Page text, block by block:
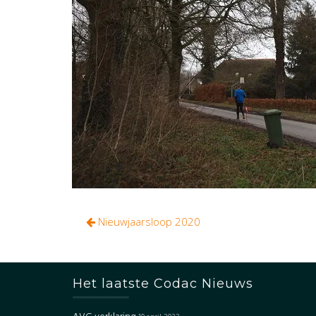
Bericht
Nieuwjaarsloop 2020
Het laatste Codac Nieuws